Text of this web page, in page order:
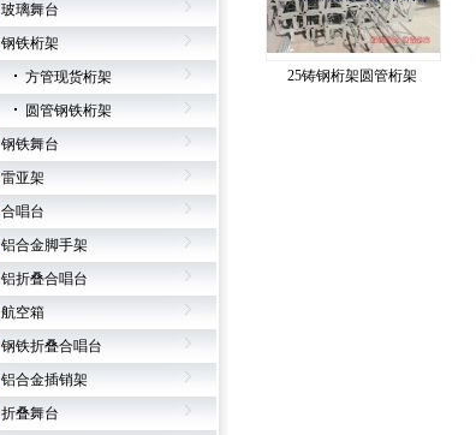
玻璃舞台
钢铁桁架
方管现货桁架
圆管钢铁桁架
钢铁舞台
雷亚架
合唱台
铝合金脚手架
铝折叠合唱台
航空箱
钢铁折叠合唱台
铝合金插销架
折叠舞台
25铸钢桁架圆管桁架